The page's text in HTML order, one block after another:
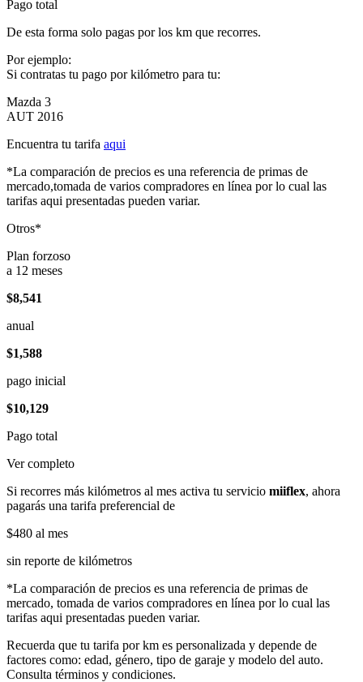
Pago total
De esta forma solo pagas por los km que recorres.
Por ejemplo:
Si contratas tu pago por kilómetro para tu:
Mazda 3
AUT 2016
Encuentra tu tarifa aqui
*La comparación de precios es una referencia de primas de
mercado,tomada de varios compradores en línea por lo cual las
tarifas aqui presentadas pueden variar.
Otros*
Plan forzoso
a 12 meses
$8,541
anual
$1,588
pago inicial
$10,129
Pago total
Ver completo
Si recorres más kilómetros al mes activa tu servicio miiflex, ahora
pagarás una tarifa preferencial de
$480 al mes
sin reporte de kilómetros
*La comparación de precios es una referencia de primas de
mercado, tomada de varios compradores en línea por lo cual las
tarifas aqui presentadas pueden variar.
Recuerda que tu tarifa por km es personalizada y depende de
factores como: edad, género, tipo de garaje y modelo del auto.
Consulta términos y condiciones.